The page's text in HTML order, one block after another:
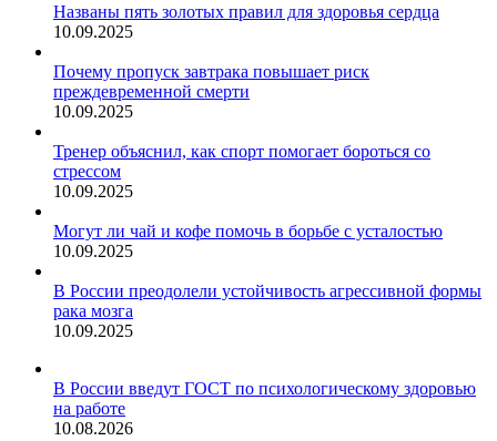
Названы пять золотых правил для здоровья сердца
10.09.2025
Почему пропуск завтрака повышает риск
преждевременной смерти
10.09.2025
Тренер объяснил, как спорт помогает бороться со
стрессом
10.09.2025
Могут ли чай и кофе помочь в борьбе с усталостью
10.09.2025
В России преодолели устойчивость агрессивной формы
рака мозга
10.09.2025
В России введут ГОСТ по психологическому здоровью
на работе
10.08.2026